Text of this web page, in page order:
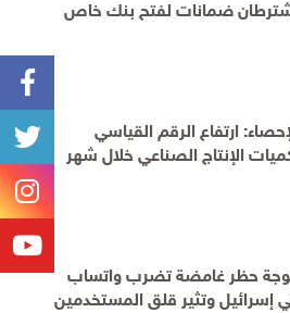
ضمانات لفتح بنك خاص
ارتفاع الرقم القياسي
الإنتاج الصناعي خلال شهر
حظر غامضة تضرب واتساب
إسرائيل وتثير قلق المستخدمين